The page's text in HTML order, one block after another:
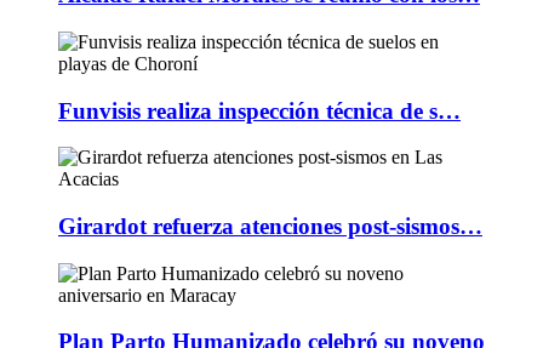
Funvisis realiza inspección técnica de s…
Girardot refuerza atenciones post-sismos…
Plan Parto Humanizado celebró su noveno